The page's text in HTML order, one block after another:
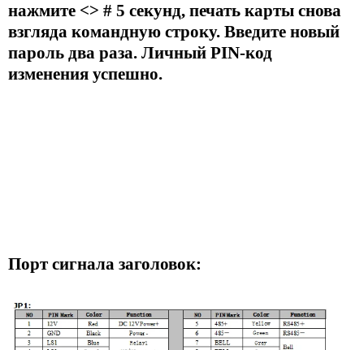
нажмите <> # 5 секунд, печать карты снова
взгляда командную строку. Введите новый
пароль два раза. Личный PIN-код
изменения успешно.
Порт сигнала заголовок: